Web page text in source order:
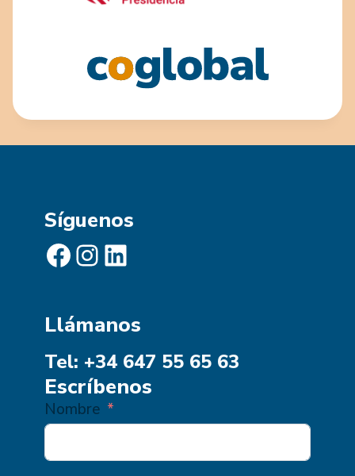
Síguenos
Facebook Instagram LinkedIn
Llámanos
Tel: +34 647 55 65 63
Escríbenos
Nombre